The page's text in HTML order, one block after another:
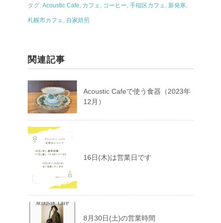
タグ: Acoustic Cafe, カフェ, コーヒー, 手稲区カフェ, 新発寒,
札幌市カフェ, 自家焙煎
関連記事
Acoustic Cafeで使う食器（2023年
12月）
16日(木)は営業日です
8月30日(土)の営業時間